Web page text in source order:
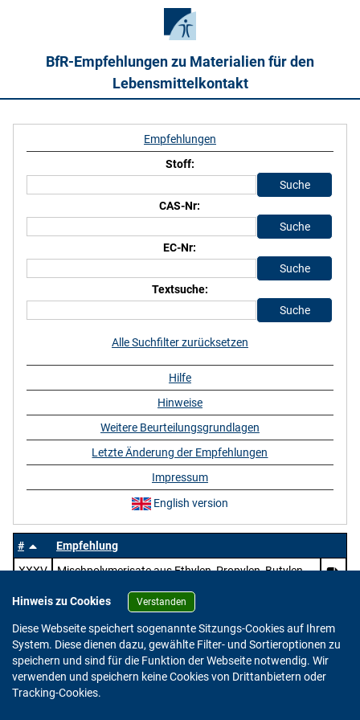
BfR-Empfehlungen zu Materialien für den
Lebensmittelkontakt
#
Empfehlung
XXXV
Mischpolymerisate aus Ethylen, Propylen, Butylen,
sowie deren Salzen und Estern
Empfehlungen
Stoff:
CAS-Nr:
EC-Nr:
Textsuche:
Alle Suchfilter zurücksetzen
Hilfe
Hinweise
Weitere Beurteilungsgrundlagen
Letzte Änderung der Empfehlungen
Impressum
English version
Hinweis zu Cookies Verstanden
Diese Webseite speichert sogenannte Sitzungs-Cookies auf Ihrem
System. Diese dienen dazu, gewählte Filter- und Sortieroptionen zu
speichern und sind für die Funktion der Webseite notwendig. Wir
verwenden und speichern keine Cookies von Drittanbietern oder
Tracking-Cookies.